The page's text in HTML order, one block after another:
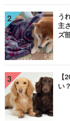
2
う
主
ズ
3
【
い